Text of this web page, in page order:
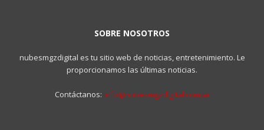
SOBRE NOSOTROS
nubesmgzdigital es tu sitio web de noticias, entretenimiento. Le
proporcionamos las últimas noticias.
Contáctanos: info@nubesmgzdigital.com.ar